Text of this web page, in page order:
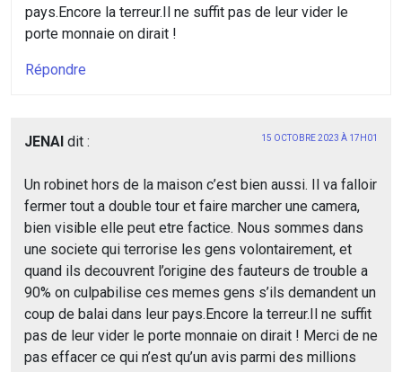
pays.Encore la terreur.Il ne suffit pas de leur vider le
porte monnaie on dirait !
Répondre
JENAI dit : 15 OCTOBRE 2023 À 17H01
Un robinet hors de la maison c’est bien aussi. Il va falloir
fermer tout a double tour et faire marcher une camera,
bien visible elle peut etre factice. Nous sommes dans
une societe qui terrorise les gens volontairement, et
quand ils decouvrent l’origine des fauteurs de trouble a
90% on culpabilise ces memes gens s’ils demandent un
coup de balai dans leur pays.Encore la terreur.Il ne suffit
pas de leur vider le porte monnaie on dirait ! Merci de ne
pas effacer ce qui n’est qu’un avis parmi des millions